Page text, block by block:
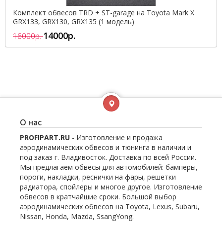
Комплект обвесов TRD + ST-garage на Toyota Mark X
GRX133, GRX130, GRX135 (1 модель)
16000р.14000р.
О нас
PROFIPART.RU - Изготовление и продажа
аэродинамических обвесов и тюнинга в наличии и
под заказ г. Владивосток. Доставка по всей России.
Мы предлагаем обвесы для автомобилей: бамперы,
пороги, накладки, реснички на фары, решетки
радиатора, спойлеры и многое другое. Изготовление
обвесов в кратчайшие сроки. Большой выбор
аэродинамических обвесов на Toyota, Lexus, Subaru,
Nissan, Honda, Mazda, SsangYong.